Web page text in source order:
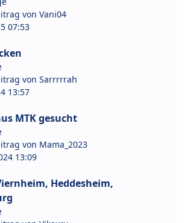
von Vani04
07:53
von Sarrrrrah
13:57
MTK gesucht
von Mama_2023
13:09
Heddesheim,